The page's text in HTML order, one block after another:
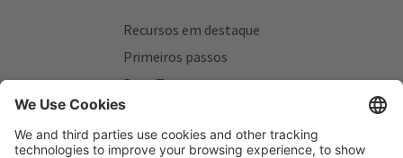
Recursos em destaque
Primeiros passos
Beta Testers
Meus Planos